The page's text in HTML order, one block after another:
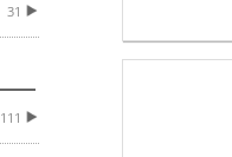
31
111